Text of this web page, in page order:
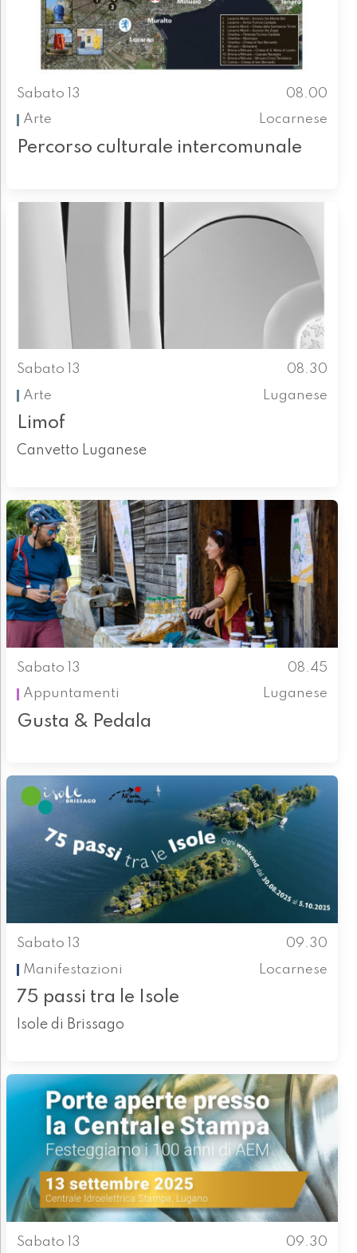
Sabato 13
08.00
Arte
Locarnese
Percorso culturale intercomunale
Sabato 13
08.30
Arte
Luganese
Limof
Canvetto Luganese
Sabato 13
08.45
Appuntamenti
Luganese
Gusta & Pedala
Sabato 13
09.30
Manifestazioni
Locarnese
75 passi tra le Isole
Isole di Brissago
Sabato 13
09.30